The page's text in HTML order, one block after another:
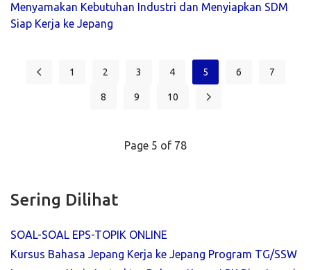
Menyamakan Kebutuhan Industri dan Menyiapkan SDM
Siap Kerja ke Jepang
1 2 3 4 5 6 7
8 9 10
Page 5 of 78
Sering Dilihat
SOAL-SOAL EPS-TOPIK ONLINE
Kursus Bahasa Jepang Kerja ke Jepang Program TG/SSW